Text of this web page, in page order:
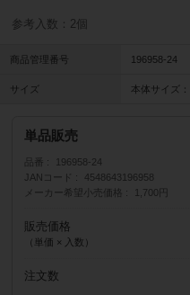
参考入数：2個
商品管理番号 196958-24
サイズ 本体サイズ
単品販売
品番
196958-24
JANコード
4548643196958
メーカー希望小売価格
1,700円
販売価格
（単価 × 入数）
注文数